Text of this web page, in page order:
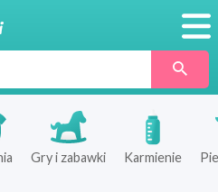
Gry i zabawki Karmienie